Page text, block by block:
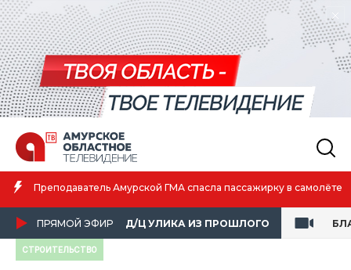
Амурская спортсменка выиграла первенство России по лёгкой
атлетике
ПРЯМОЙ ЭФИР Д/Ц УЛИКА ИЗ ПРОШЛОГО
СТРОИТЕЛЬСТВО